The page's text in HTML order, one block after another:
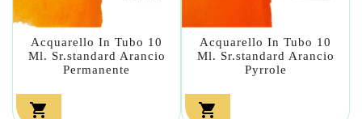
Acquarello In Tubo 10
Ml. Sr.standard Arancio
Permanente

Acquarello In Tubo 10
Ml. Sr.standard Arancio
Pyrrole
